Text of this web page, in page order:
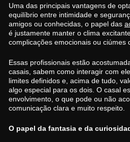
Uma das principais vantagens de
equilíbrio entre intimidade e
amigos ou conhecidas, o papel das
é justamente manter o clima
complicações emocionais ou ciúmes
Essas profissionais estão
casais, sabem como interagir com
limites definidos e, acima de tudo,
algo especial para os dois. O casal
envolvimento, o que pode ou não
comunicação clara e muito respeito.
O papel da fantasia e da